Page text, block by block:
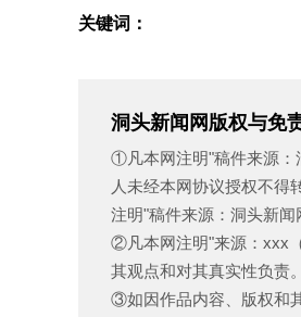
关键词：
洞头新闻网版权与免
①凡本网注明"稿件来源：
人未经本网协议授权不得
注明"稿件来源：洞头新闻
②凡本网注明"来源：xxx
其观点和对其真实性负责。
③如因作品内容、版权和